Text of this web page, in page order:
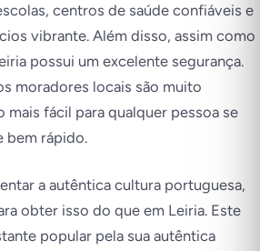
centros de saúde confiáveis e
vibrante. Além disso, assim como
possui um excelente segurança.
moradores locais são muito
fácil para qualquer pessoa se
bem rápido.
a autêntica cultura portuguesa,
obter isso do que em Leiria. Este
popular pela sua autêntica